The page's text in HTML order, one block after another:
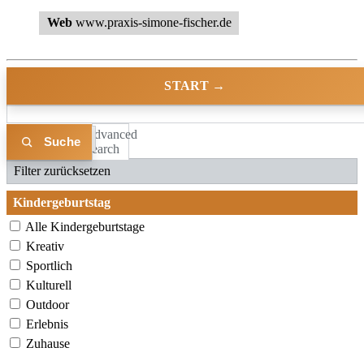
Web www.praxis-simone-fischer.de
START →
Advanced
Search
Liste Karte
Filter zurücksetzen
Kindergeburtstag
Alle Kindergeburtstage
Kreativ
Sportlich
Kulturell
Outdoor
Erlebnis
Zuhause